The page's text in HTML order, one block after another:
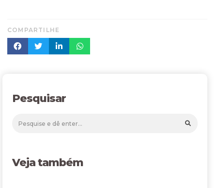
COMPARTILHE
Pesquisar
Veja também